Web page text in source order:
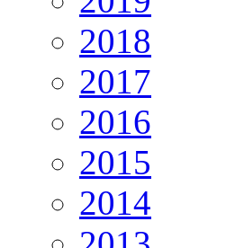
2018
2017
2016
2015
2014